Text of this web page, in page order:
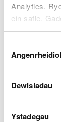
Analytics.
ein safle.
Byddwn yn
Gellirdarllen
Caniatâd
Angenrheidiol
Dewisiadau
Ystadegau